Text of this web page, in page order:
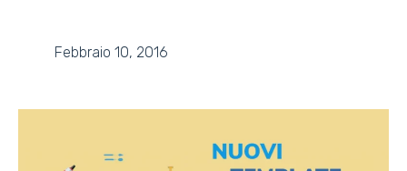
Febbraio 10, 2016